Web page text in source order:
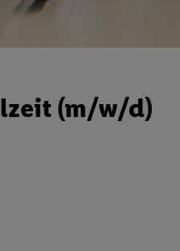
(m/w/d)